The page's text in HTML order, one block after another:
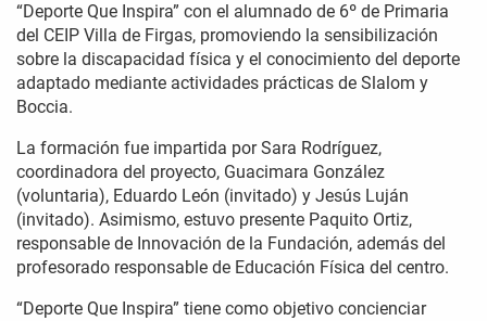
“Deporte Que Inspira” con el alumnado de 6º de Primaria
del CEIP Villa de Firgas, promoviendo la sensibilización
sobre la discapacidad física y el conocimiento del deporte
adaptado mediante actividades prácticas de Slalom y
Boccia.
La formación fue impartida por Sara Rodríguez,
coordinadora del proyecto, Guacimara González
(voluntaria), Eduardo León (invitado) y Jesús Luján
(invitado). Asimismo, estuvo presente Paquito Ortiz,
responsable de Innovación de la Fundación, además del
profesorado responsable de Educación Física del centro.
“Deporte Que Inspira” tiene como objetivo concienciar